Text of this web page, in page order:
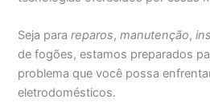
Seja parareparos,manutenção,
de fogões, estamos preparados
problema que você possa
eletrodomésticos.